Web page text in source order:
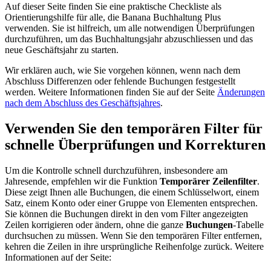
Auf dieser Seite finden Sie eine praktische Checkliste als
Orientierungshilfe für alle, die Banana Buchhaltung Plus
verwenden. Sie ist hilfreich, um alle notwendigen Überprüfungen
durchzuführen, um das Buchhaltungsjahr abzuschliessen und das
neue Geschäftsjahr zu starten.
Wir erklären auch, wie Sie vorgehen können, wenn nach dem
Abschluss Differenzen oder fehlende Buchungen festgestellt
werden. Weitere Informationen finden Sie auf der Seite Änderungen
nach dem Abschluss des Geschäftsjahres.
Verwenden Sie den temporären Filter für
schnelle Überprüfungen und Korrekturen
Um die Kontrolle schnell durchzuführen, insbesondere am
Jahresende, empfehlen wir die Funktion Temporärer Zeilenfilter.
Diese zeigt Ihnen alle Buchungen, die einem Schlüsselwort, einem
Satz, einem Konto oder einer Gruppe von Elementen entsprechen.
Sie können die Buchungen direkt in den vom Filter angezeigten
Zeilen korrigieren oder ändern, ohne die ganze Buchungen-Tabelle
durchsuchen zu müssen. Wenn Sie den temporären Filter entfernen,
kehren die Zeilen in ihre ursprüngliche Reihenfolge zurück. Weitere
Informationen auf der Seite: